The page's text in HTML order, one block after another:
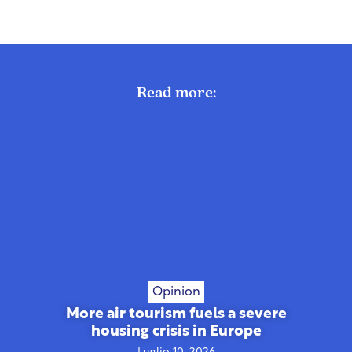
Read more:
Opinion
More air tourism fuels a severe
housing crisis in Europe